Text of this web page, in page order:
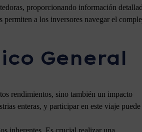
proporcionando información
permiten a los inversores navegar el
General
rendimientos, sino también un impacto
enteras, y participar en este viaje puede
inherentes. Es crucial realizar una